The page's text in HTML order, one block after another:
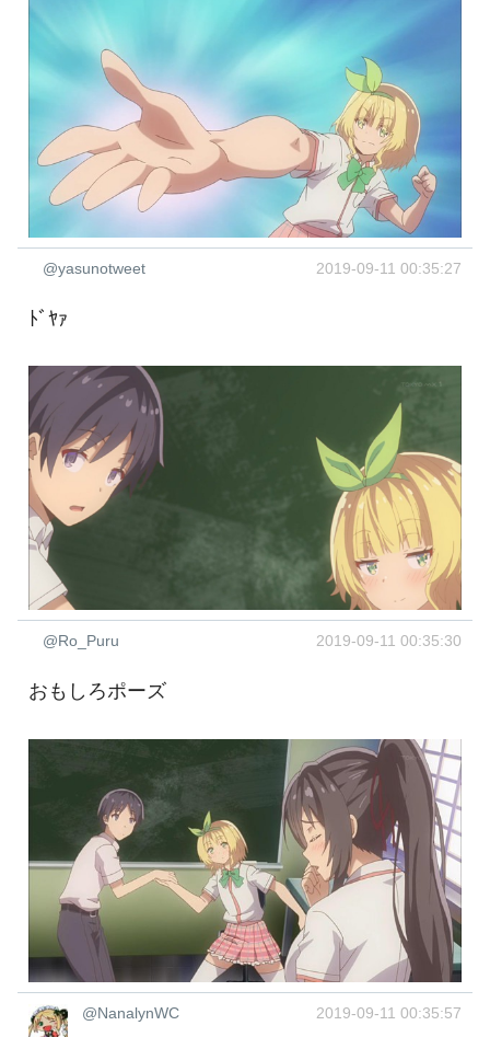
@yasunotweet 2019-09-11 00:35:27
ﾄﾞﾔｧ
@Ro_Puru 2019-09-11 00:35:30
おもしろポーズ
@NanalynWC 2019-09-11 00:35:57